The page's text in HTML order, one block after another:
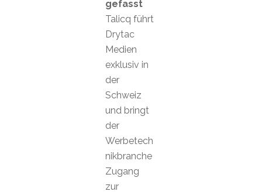
gefasst
Talicq führt
Drytac
Medien
exklusiv in
der
Schweiz
und bringt
der
Werbetech
nikbranche
Zugang
zur